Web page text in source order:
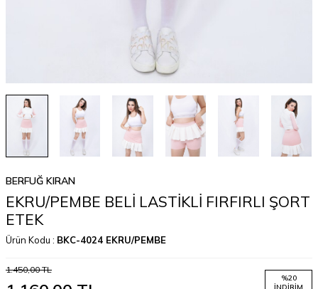
BERFUĞ KIRAN
EKRU/PEMBE BELİ LASTİKLİ FIRFIRLI ŞORT
ETEK
Ürün Kodu : BKC-4024 EKRU/PEMBE
1.450,00TL
%20